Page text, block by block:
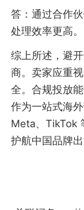
答：通过合作
处理效率更高。
综上所述，避
商。卖家应重
全。合规投放
作为一站式海
Meta、TikTok
护航中国品牌出